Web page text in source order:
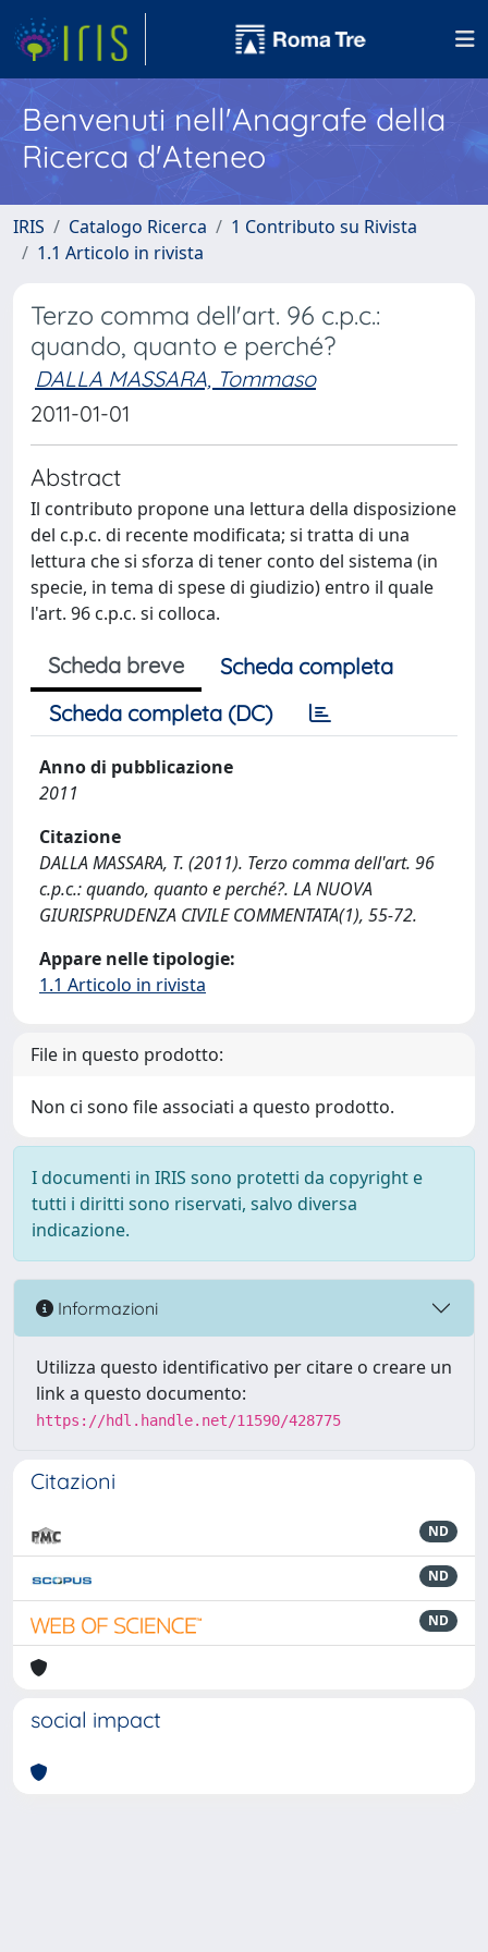
Benvenuti nell'Anagrafe della
Ricerca d'Ateneo
IRIS Catalogo Ricerca
1 Contributo su Rivista
1.1 Articolo in rivista
Terzo comma dell'art. 96 c.p.c.:
quando, quanto e perché?
DALLA MASSARA, Tommaso
2011-01-01
Abstract
Il contributo propone una lettura della disposizione
del c.p.c. di recente modificata; si tratta di una
lettura che si sforza di tener conto del sistema (in
specie, in tema di spese di giudizio) entro il quale
l'art. 96 c.p.c. si colloca.
Scheda breve
Scheda completa
Scheda completa (DC)
Anno di pubblicazione
2011
Citazione
DALLA MASSARA, T. (2011). Terzo comma dell'art. 96
c.p.c.: quando, quanto e perché?. LA NUOVA
GIURISPRUDENZA CIVILE COMMENTATA(1), 55-72.
Appare nelle tipologie:
1.1 Articolo in rivista
File in questo prodotto:
Non ci sono file associati a questo prodotto.
I documenti in IRIS sono protetti da copyright e
tutti i diritti sono riservati, salvo diversa
indicazione.
Informazioni
Utilizza questo identificativo per citare o creare un
link a questo documento:
https://hdl.handle.net/11590/428775
Citazioni
ND
ND
ND
social impact